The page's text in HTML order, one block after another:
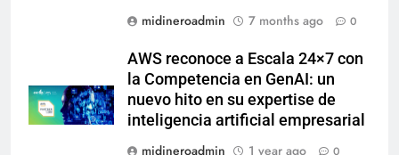
midineroadmin
7 months ago 0
AWS reconoce a Escala 24×7 con
la Competencia en GenAI: un
nuevo hito en su expertise de
inteligencia artificial empresarial
midineroadmin
1 year ago 0